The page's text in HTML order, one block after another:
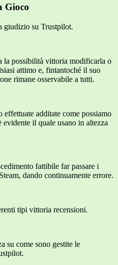
Gioco
giudizio su Trustpilot.
la possibilità vittoria modificarla o
attimo e, fintantoché il suo
rimane osservabile a tutti.
effettuate additate come possiamo
il quale usano in altezza
fattibile far passare i
dando continuamente errore.
tipi vittoria recensioni.
su come sono gestite le